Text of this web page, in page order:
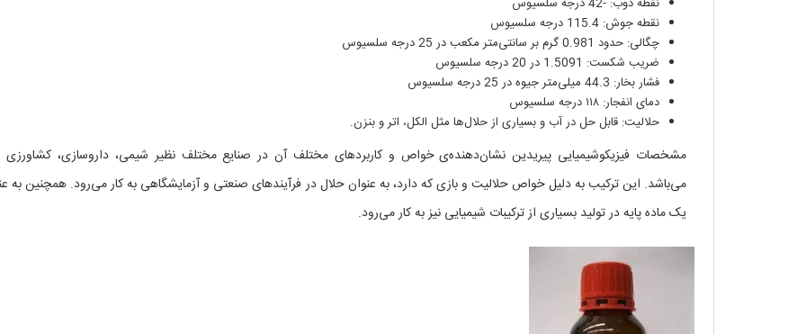
نقطه جوش: 115.4 درجه سلسیوس
چگالی: حدود 0.981 گرم بر سانتی‌متر مکعب در 25 درجه سلسیوس
ضریب شکست: 1.5091 در 20 درجه سلسیوس
فشار بخار: 44.3 میلی‌متر جیوه در 25 درجه سلسیوس
دمای انفجار: ۱۱۸ درجه سلسیوس
حلالیت: قابل حل در آب و بسیاری از حلال‌ها مثل الکل، اتر و بنزن.
مشخصات فیزیکوشیمیایی پیریدین نشان‌دهنده‌ی خواص و کاربردهای مختلف آن در صنایع مختلف نظیر شیمی، داروسازی،
می‌باشد. این ترکیب به دلیل خواص حلالیت و بازی که دارد، به عنوان حلال در فرآیندهای صنعتی و آزمایشگاهی به کار می‌رود. همچنین به
یک ماده پایه در تولید بسیاری از ترکیبات شیمیایی نیز به کار می‌رود.